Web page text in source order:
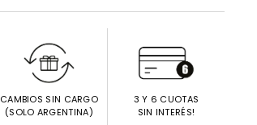
CAMBIOS SIN CARGO
(SOLO ARGENTINA)
3 Y 6 CUOTAS
SIN INTERÉS!